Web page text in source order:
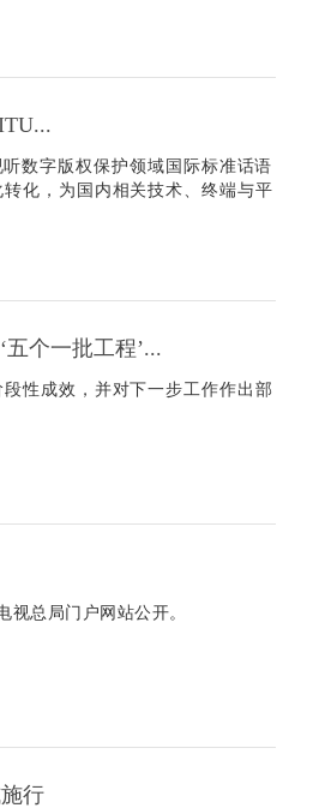
数字版权保护领域国际标准话语
化，为国内相关技术、终端与平
个一批工程’...
性成效，并对下一步工作作出部
总局门户网站公开。
行